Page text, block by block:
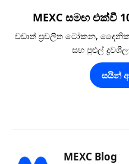
MEXC සමඟ එක්වී
වඩාත් ප්‍රචලිත ටෝකන, දෛනික
සහ පුළුල්
සයින්
MEXC Blog